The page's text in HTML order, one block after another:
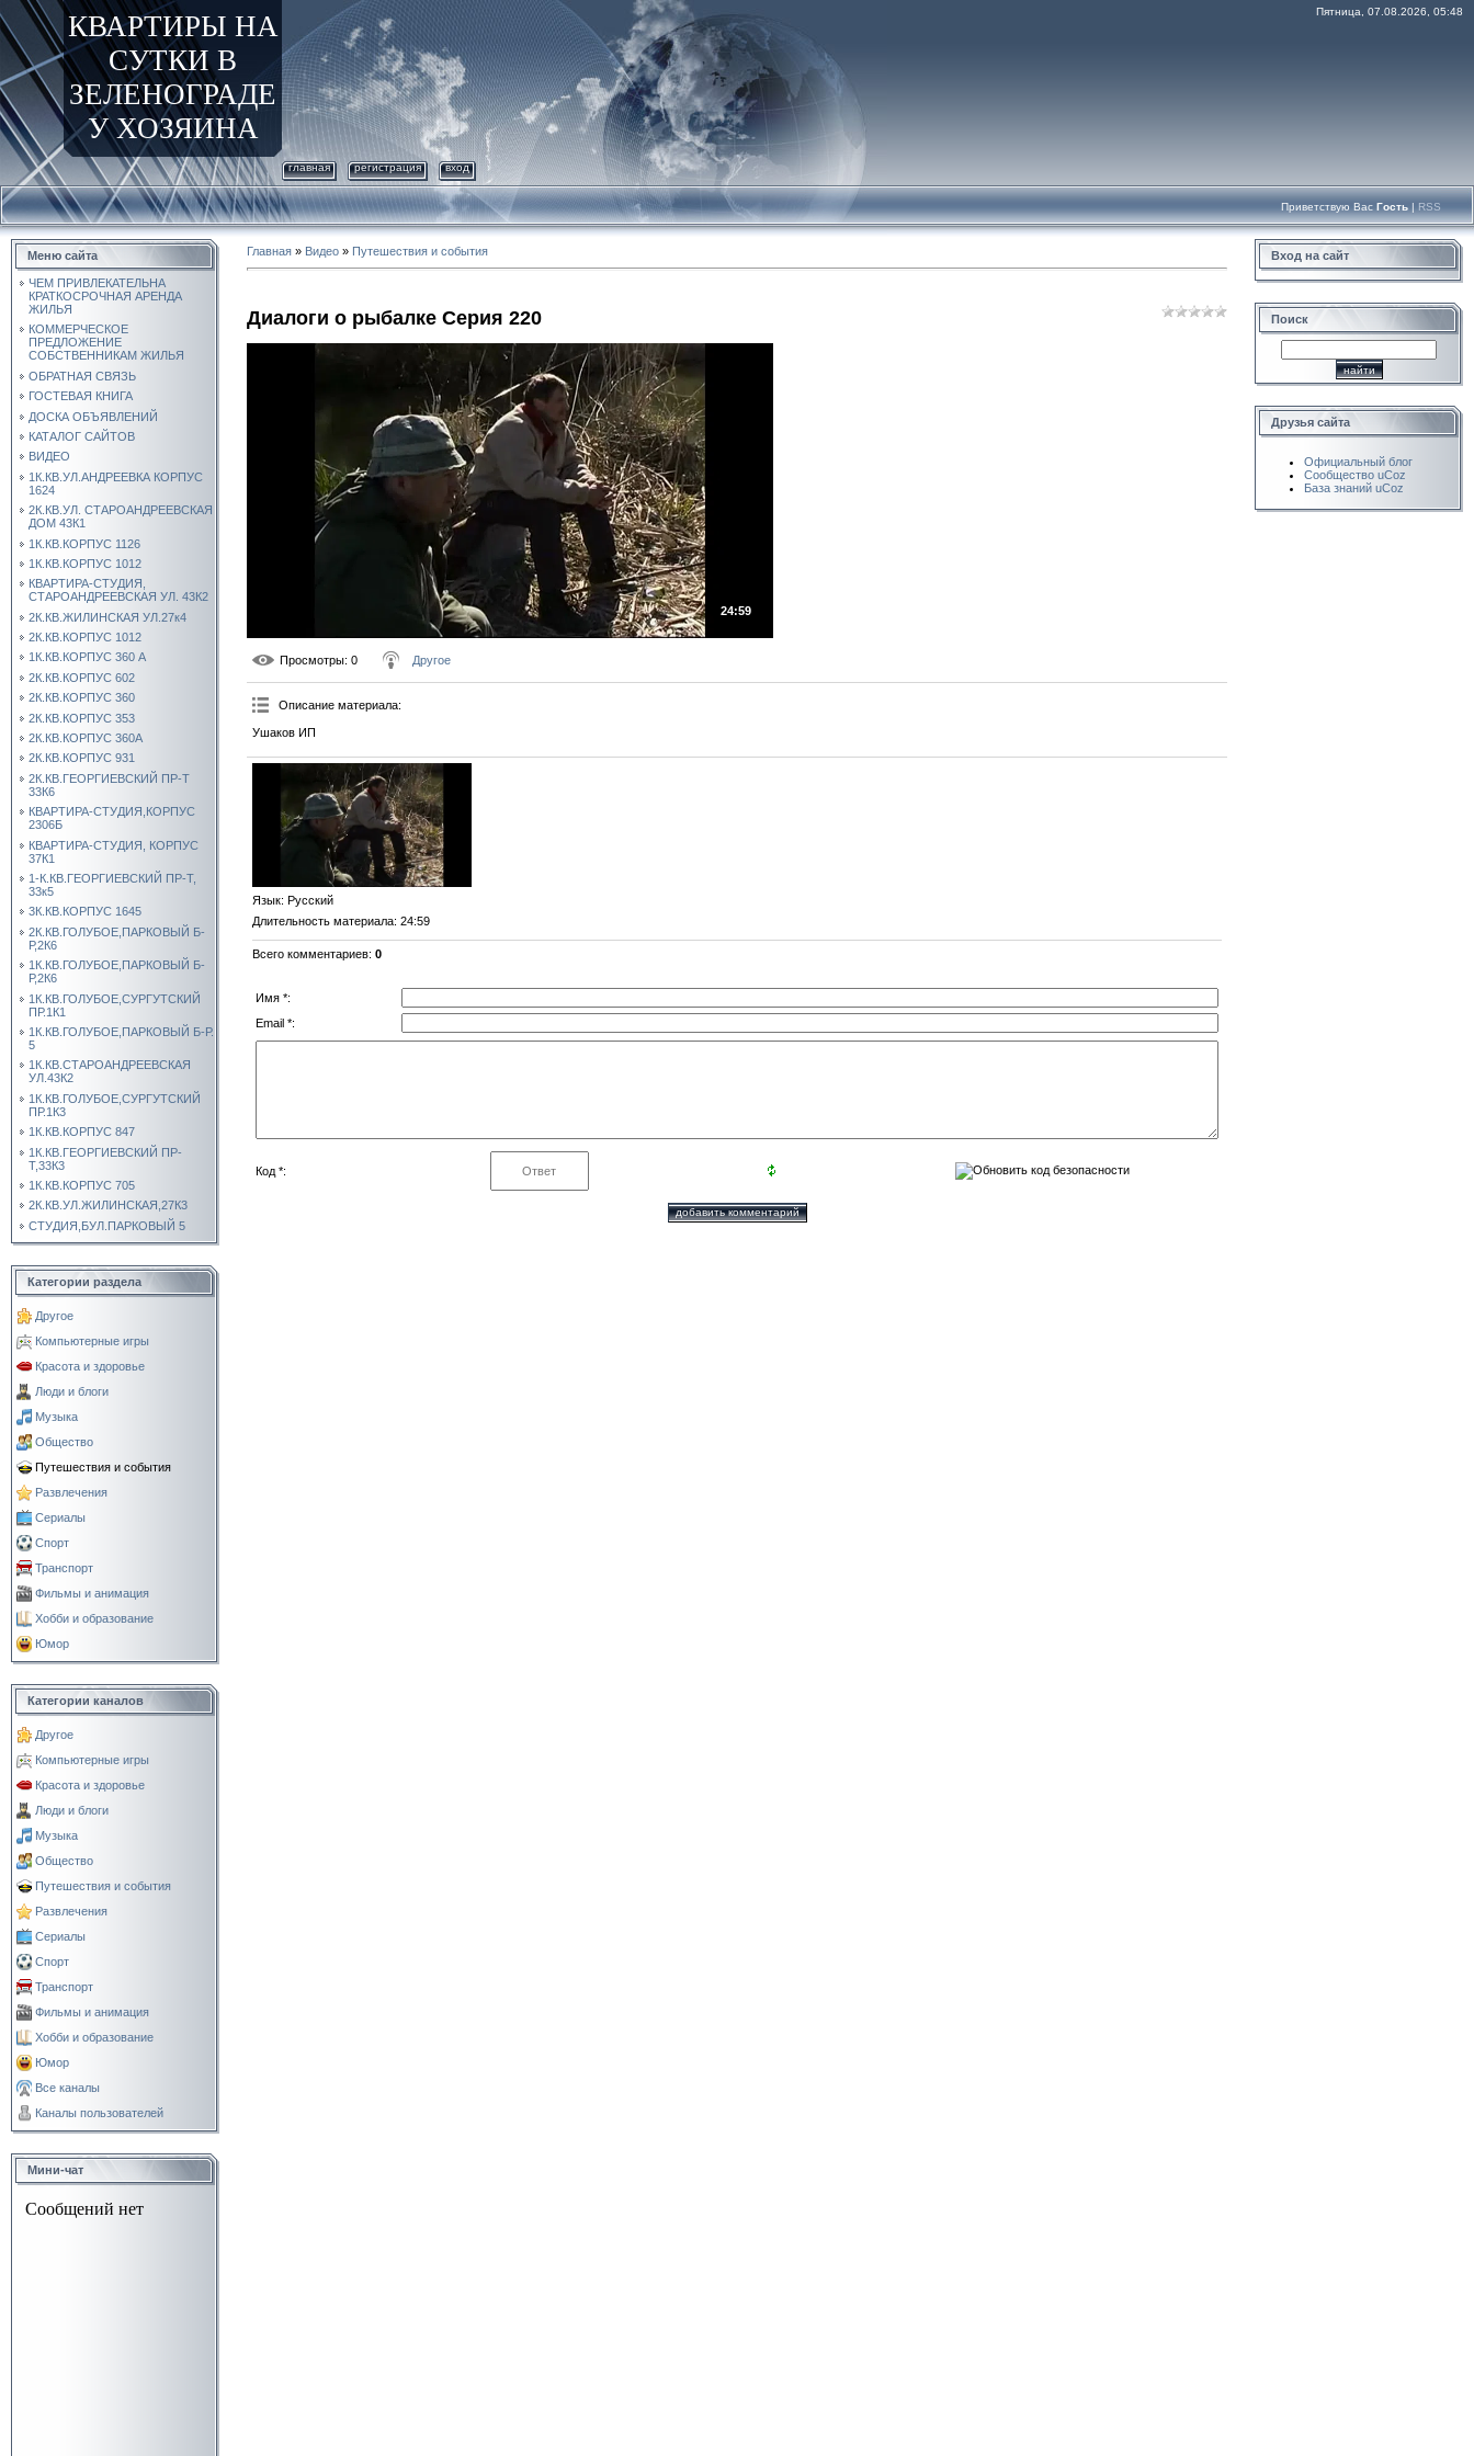
КВАРТИРЫ НА
СУТКИ В
ЗЕЛЕНОГРАДЕ
У ХОЗЯИНА
Пятница, 07.08.2026, 05:48
главная регистрация вход
Приветствую Вас Гость | RSS
Меню сайта
ЧЕМ ПРИВЛЕКАТЕЛЬНА
КРАТКОСРОЧНАЯ АРЕНДА
ЖИЛЬЯ
КОММЕРЧЕСКОЕ
ПРЕДЛОЖЕНИЕ
СОБСТВЕННИКАМ ЖИЛЬЯ
ОБРАТНАЯ СВЯЗЬ
ГОСТЕВАЯ КНИГА
ДОСКА ОБЪЯВЛЕНИЙ
КАТАЛОГ САЙТОВ
ВИДЕО
1К.КВ.УЛ.АНДРЕЕВКА КОРПУС
1624
2К.КВ.УЛ. СТАРОАНДРЕЕВСКАЯ
ДОМ 43К1
1К.КВ.КОРПУС 1126
1К.КВ.КОРПУС 1012
КВАРТИРА-СТУДИЯ,
СТАРОАНДРЕЕВСКАЯ УЛ. 43К2
2К.КВ.ЖИЛИНСКАЯ УЛ.27к4
2К.КВ.КОРПУС 1012
1К.КВ.КОРПУС 360 А
2К.КВ.КОРПУС 602
2К.КВ.КОРПУС 360
2К.КВ.КОРПУС 353
2К.КВ.КОРПУС 360А
2К.КВ.КОРПУС 931
2К.КВ.ГЕОРГИЕВСКИЙ ПР-Т
33К6
КВАРТИРА-СТУДИЯ,КОРПУС
2306Б
КВАРТИРА-СТУДИЯ, КОРПУС
37К1
1-К.КВ.ГЕОРГИЕВСКИЙ ПР-Т,
33к5
3К.КВ.КОРПУС 1645
2К.КВ.ГОЛУБОЕ,ПАРКОВЫЙ Б-
Р,2К6
1К.КВ.ГОЛУБОЕ,ПАРКОВЫЙ Б-
Р,2К6
1К.КВ.ГОЛУБОЕ,СУРГУТСКИЙ
ПР.1К1
1К.КВ.ГОЛУБОЕ,ПАРКОВЫЙ Б-Р.
5
1К.КВ.СТАРОАНДРЕЕВСКАЯ
УЛ.43К2
1К.КВ.ГОЛУБОЕ,СУРГУТСКИЙ
ПР.1К3
1К.КВ.КОРПУС 847
1К.КВ.ГЕОРГИЕВСКИЙ ПР-
Т,33К3
1К.КВ.КОРПУС 705
2К.КВ.УЛ.ЖИЛИНСКАЯ,27К3
СТУДИЯ,БУЛ.ПАРКОВЫЙ 5
Категории раздела
Другое
Компьютерные игры
Красота и здоровье
Люди и блоги
Музыка
Общество
Путешествия и события
Развлечения
Сериалы
Спорт
Транспорт
Фильмы и анимация
Хобби и образование
Юмор
Категории каналов
Другое
Компьютерные игры
Красота и здоровье
Люди и блоги
Музыка
Общество
Путешествия и события
Развлечения
Сериалы
Спорт
Транспорт
Фильмы и анимация
Хобби и образование
Юмор
Все каналы
Каналы пользователей
Мини-чат
Главная » Видео » Путешествия и события
Диалоги о рыбалке Серия 220
24:59
Просмотры: 0 Другое
Описание материала:
Ушаков ИП
Язык: Русский
Длительность материала: 24:59
Всего комментариев: 0
Имя *:
Email *:
Код *:
Вход на сайт
Поиск
Друзья сайта
Официальный блог
Сообщество uCoz
База знаний uCoz